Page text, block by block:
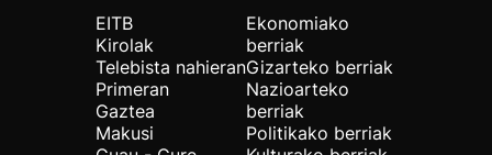
EITB
Kirolak
Telebista nahieran
Primeran
Gaztea
Makusi
Ekonomiako
berriak
Gizarteko berriak
Nazioarteko
berriak
Politikako berriak